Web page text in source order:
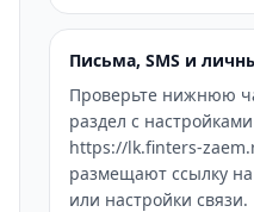
Письма, SMS и
Проверьте нижнюю
раздел с
https://lk.finters-
размещают ссылку
или настройки связи.